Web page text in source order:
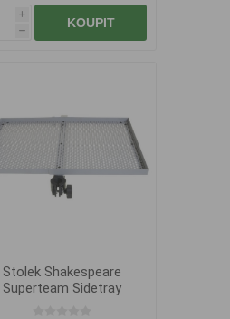
i
h
KOUPIT
Stolek Shakespeare
Superteam Sidetray